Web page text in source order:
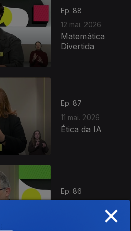
Ep. 88
12 mai. 2026
Matemática
Divertida
Ep. 87
11 mai. 2026
Ética da IA
Ep. 86
×